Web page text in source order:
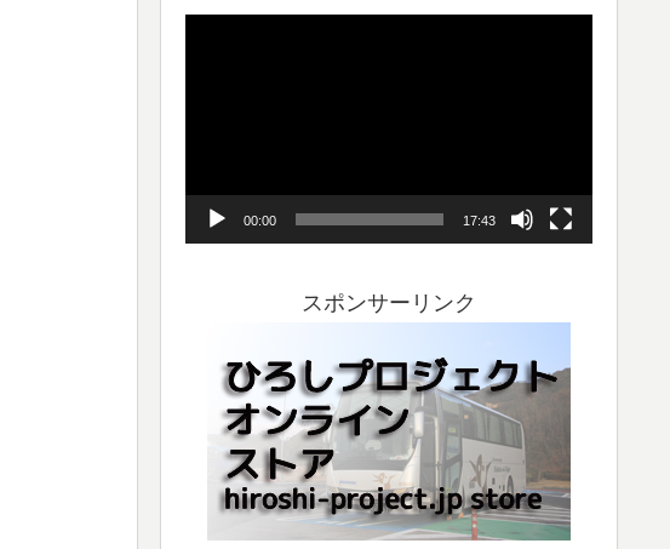
00:00 17:43
スポンサーリンク